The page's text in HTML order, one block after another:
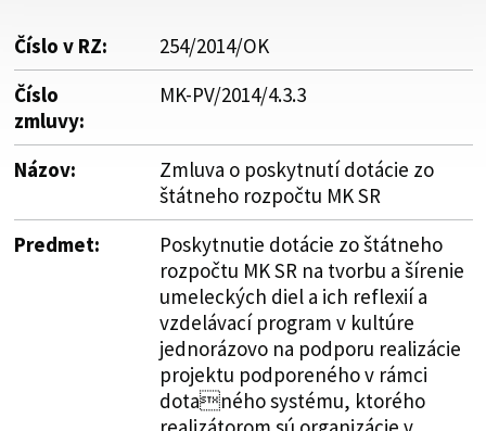
Číslo v RZ:
254/2014/OK
Číslo
zmluvy:
MK-PV/2014/4.3.3
Názov:
Zmluva o poskytnutí dotácie zo
štátneho rozpočtu MK SR
Predmet:
Poskytnutie dotácie zo štátneho
rozpočtu MK SR na tvorbu a šírenie
umeleckých diel a ich reflexií a
vzdelávací program v kultúre
jednorázovo na podporu realizácie
projektu podporeného v rámci
dotaného systému, ktorého